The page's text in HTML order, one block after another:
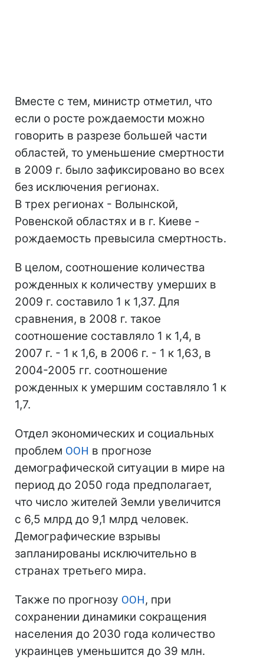
Вместе с тем, министр отметил, что
если о росте рождаемости можно
говорить в разрезе большей части
областей, то уменьшение смертности
в 2009 г. было зафиксировано во всех
без исключения регионах.
В трех регионах - Волынской,
Ровенской областях и в г. Киеве -
рождаемость превысила смертность.
В целом, соотношение количества
рожденных к количеству умерших в
2009 г. составило 1 к 1,37. Для
сравнения, в 2008 г. такое
соотношение составляло 1 к 1,4, в
2007 г. - 1 к 1,6, в 2006 г. - 1 к 1,63, в
2004-2005 гг. соотношение
рожденных к умершим составляло 1 к
1,7.
Отдел экономических и социальных
проблем ООН в прогнозе
демографической ситуации в мире на
период до 2050 года предполагает,
что число жителей Земли увеличится
с 6,5 млрд до 9,1 млрд человек.
Демографические взрывы
запланированы исключительно в
странах третьего мира.
Также по прогнозу ООН, при
сохранении динамики сокращения
населения до 2030 года количество
украинцев уменьшится до 39 млн.